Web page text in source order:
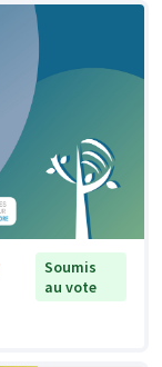
Soumis
au vote